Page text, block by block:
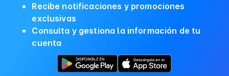
Recibe notificaciones y promociones
exclusivas
Consulta y gestiona la información de tu
cuenta